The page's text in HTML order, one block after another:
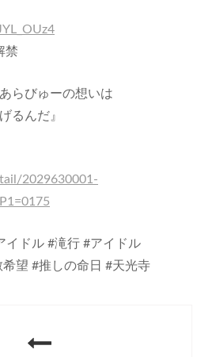
禁
らびゅーの想いは
るんだ』
2029630001-
イドル #滝行 #アイドル
望 #推しの命日 #天光寺